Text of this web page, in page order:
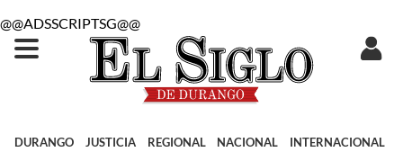
@@ADSSCRIPTSG@@
DURANGO JUSTICIA REGIONAL NACIONAL INTERNACIONAL